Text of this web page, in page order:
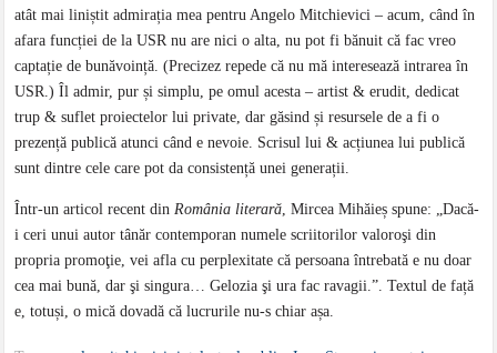
atât mai liniștit admirația mea pentru Angelo Mitchievici – acum, când în
afara funcției de la USR nu are nici o alta, nu pot fi bănuit că fac vreo
captație de bunăvoință. (Precizez repede că nu mă interesează intrarea în
USR.) Îl admir, pur și simplu, pe omul acesta – artist & erudit, dedicat
trup & suflet proiectelor lui private, dar găsind și resursele de a fi o
prezență publică atunci când e nevoie. Scrisul lui & acțiunea lui publică
sunt dintre cele care pot da consistență unei generații.
Într-un articol recent dinRomânia literară, Mircea Mihăieș spune: „Dacă-
i ceri unui autor tânăr contemporan numele scriitorilor valoroşi din
propria promoţie, vei afla cu perplexitate că persoana întrebată e nu doar
cea mai bună, dar şi singura… Gelozia şi ura fac ravagii.”. Textul de față
e, totuși, o mică dovadă că lucrurile nu-s chiar așa.